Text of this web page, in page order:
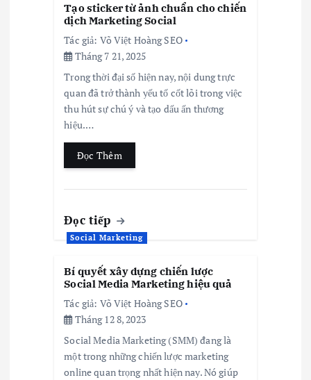
Tạo sticker từ ảnh chuẩn cho chiến
dịch Marketing Social
Tác giả: Võ Việt Hoàng SEO
Tháng 7 21, 2025
Trong thời đại số hiện nay, nội dung trực
quan đã trở thành yếu tố cốt lõi trong việc
thu hút sự chú ý và tạo dấu ấn thương
hiệu.…
Đọc Thêm
Đọc tiếp
Social Marketing
Bí quyết xây dựng chiến lược
Social Media Marketing hiệu quả
Tác giả: Võ Việt Hoàng SEO
Tháng 12 8, 2023
Social Media Marketing (SMM) đang là
một trong những chiến lược marketing
online quan trọng nhất hiện nay. Nó giúp